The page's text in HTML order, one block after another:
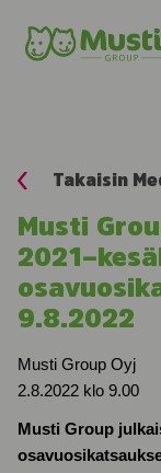
Takaisin
Musti
9.8.2022
Musti
2.8.2022 klo 9.00
Musti Group